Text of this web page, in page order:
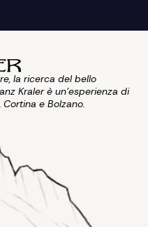
la ricerca del bello
Kraler è un'esperienza di
e Bolzano.